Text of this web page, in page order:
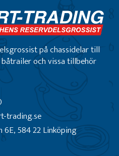
på chassidelar till
och vissa tillbehör
trading.se
6E, 584 22 Linköping